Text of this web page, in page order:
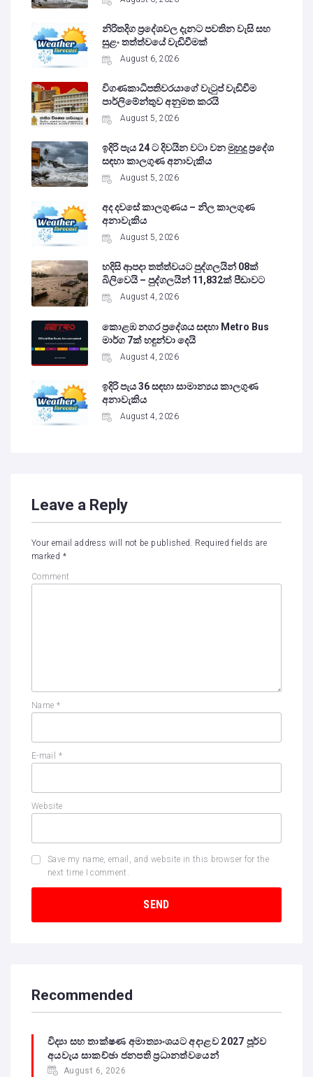
නිරිතදිග ප්‍රදේශවල දැනට පවතින වැසි සහ
සුළං තත්ත්වයේ වැඩිවීමක්
August 6, 2026
විගණකාධිපතිවරයාගේ වැටුප් වැඩිවීම
පාර්ලිමේන්තුව අනුමත කරයි
August 5, 2026
ඉදිරි පැය 24 ට දිවයින වටා වන මුහුදු ප්‍රදේශ
සඳහා කාලගුණ අනාවැකිය
August 5, 2026
අද දවසේ කාලගුණය – නිල කාලගුණ
අනාවැකිය
August 5, 2026
හදිසි ආපදා තත්ත්වයට පුද්ගලයින් 08ක්
බිලිවෙයි – පුද්ගලයින් 11,832ක් පීඩාවට
August 4, 2026
කොළඹ නගර ප්‍රදේශය සඳහා Metro Bus
මාර්ග 7ක් හඳුන්වා දෙයි
August 4, 2026
ඉදිරි පැය 36 සඳහා සාමාන්‍යය කාලගුණ
අනාවැකිය
August 4, 2026
Leave a Reply
Your email address will not be published.
Required fields are
marked *
Comment
Name *
E-mail *
Website
Save my name, email, and website in this browser for the
next time I comment.
Recommended
විද්‍යා සහ තාක්ෂණ අමාත්‍යාංශයට අදාළව 2027 පූර්ව
අයවැය සාකච්ඡා ජනපති ප්‍රධානත්වයෙන්
August 6, 2026